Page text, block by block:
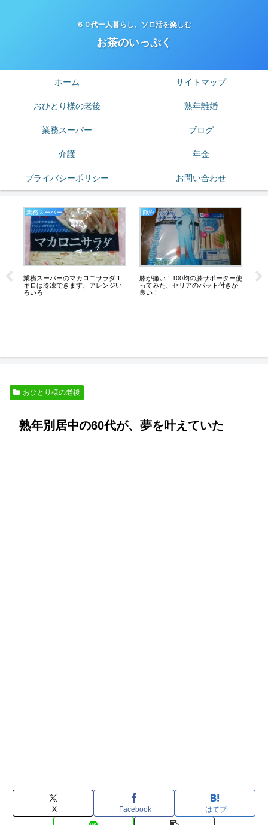
６０代一人暮らし、ソロ活を楽しむ
お茶のいっぷく
ホーム サイトマップ
おひとり様の老後 熟年離婚
業務スーパー ブログ
介護 年金
プライバシーポリシー お問い合わせ
業務スーパー
業務スーパーのマカロニサラダ１
キロは冷凍できます、アレンジい
ろいろ
節約
膝が痛い！100均の膝サポーター使
ってみた、セリアのパット付きが
良い！
未
５
おひとり様の老後
熟年別居中の60代が、夢を叶えていた
X Facebook はてブ